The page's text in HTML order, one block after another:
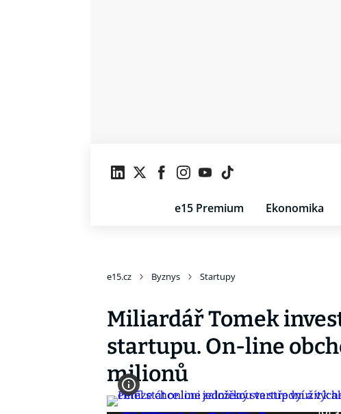
e15 Premium Ekonomika
e15.cz Byznys Startupy
Miliardář Tomek
startupu. On-line
milionů